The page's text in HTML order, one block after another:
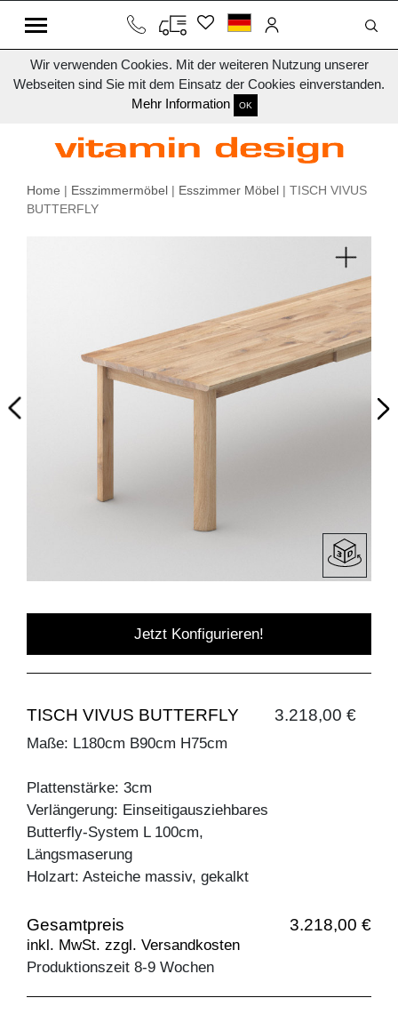
Wir verwenden Cookies. Mit der weiteren Nutzung unserer
Webseiten sind Sie mit dem Einsatz der Cookies einverstanden.
Mehr Information
OK
Home | Esszimmermöbel | Esszimmer Möbel | TISCH VIVUS
BUTTERFLY
Jetzt Konfigurieren!
TISCH VIVUS BUTTERFLY 3.218,00 €
Maße: L180cm B90cm H75cm
Plattenstärke: 3cm
Verlängerung: Einseitigausziehbares
Butterfly-System L 100cm,
Längsmaserung
Holzart: Asteiche massiv, gekalkt
Gesamtpreis 3.218,00 €
inkl. MwSt. zzgl. Versandkosten
Produktionszeit 8-9 Wochen